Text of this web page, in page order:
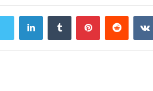
LinkedInTumblr PinterestReddit